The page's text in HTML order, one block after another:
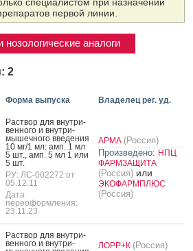
специалистом при назначении
первой линии.
аналоги
2
Форма выпуска Владелец рег. уд.
Рас­твор для внут­ри­
вен­но­го и внут­ри­
мышеч­но­го вве­дения
10 мг/1 мл: амп. 1 мл
5 шт., амп. 5 мл 1 или
5 шт.
РУ: ЛС-002272 от
05.12.11
Дата
переоформления:
23.11.23
АРМА (Россия)
Произведено: НПЦ
ФАРМЗАЩИТА
(Россия) или
ЭКОФАРМПЛЮС
(Россия)
Рас­твор для внут­ри­
вен­но­го и внут­ри­
ЛОРР+К (Россия)